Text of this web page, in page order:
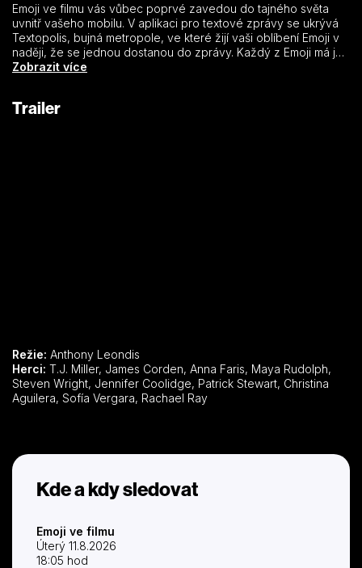
Emoji ve filmu vás vůbec poprvé zavedou do tajného světa
uvnitř vašeho mobilu. V aplikaci pro textové zprávy se ukrývá
Textopolis, bujná metropole, ve které žijí vaši oblíbení Emoji v
naději, že se jednou dostanou do zprávy. Každý z Emoji má jen
jeden výraz, až na smajlíka jménem Gene, který má výraz
nechvalně proslulá hackerka Jailbreak. Společně se vydají na
Zobrazit více
Trailer
Režie: Anthony Leondis
Herci:
Steven Wright, Jennifer Coolidge, Patrick Stewart, Christina
Aguilera, Sofía Vergara, Rachael Ray
Kde a kdy sledovat
Emoji ve filmu
Úterý 11.8.2026
18:05 hod